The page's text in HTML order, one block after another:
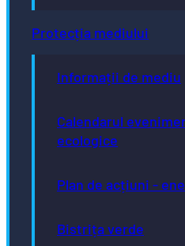
Protecția mediului
Informații de mediu
Calendarul
ecologice
Plan de acțiuni -
Bistrița verde